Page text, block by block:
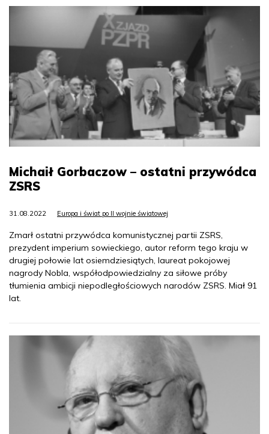
Michaił Gorbaczow – ostatni przywódca
ZSRS
31.08.2022 Europa i świat po II wojnie światowej
Zmarł ostatni przywódca komunistycznej partii ZSRS,
prezydent imperium sowieckiego, autor reform tego kraju w
drugiej połowie lat osiemdziesiątych, laureat pokojowej
nagrody Nobla, współodpowiedzialny za siłowe próby
tłumienia ambicji niepodległościowych narodów ZSRS. Miał 91
lat.